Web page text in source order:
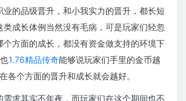
业的品级晋升，和小我实力的晋升，都长短
类成长体例当然没有毛病，可是玩家们轻忽
个方面的成长，都没有资金做支持的环境下
1.76精品传奇能够说玩家们手里的金币越
各个方面的晋升和成长就会越好。
需求其实不年夜，而玩家们在这个期间也不